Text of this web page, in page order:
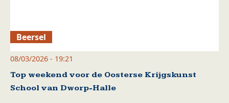
Beersel
08/03/2026 - 19:21
Top weekend voor de Oosterse Krijgskunst
School van Dworp-Halle